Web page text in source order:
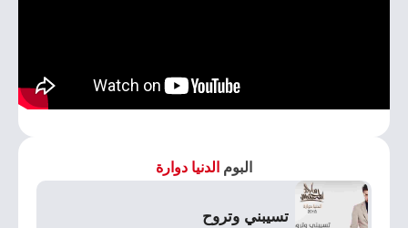
البوم الدنيا دوارة
تسيبني وتروح